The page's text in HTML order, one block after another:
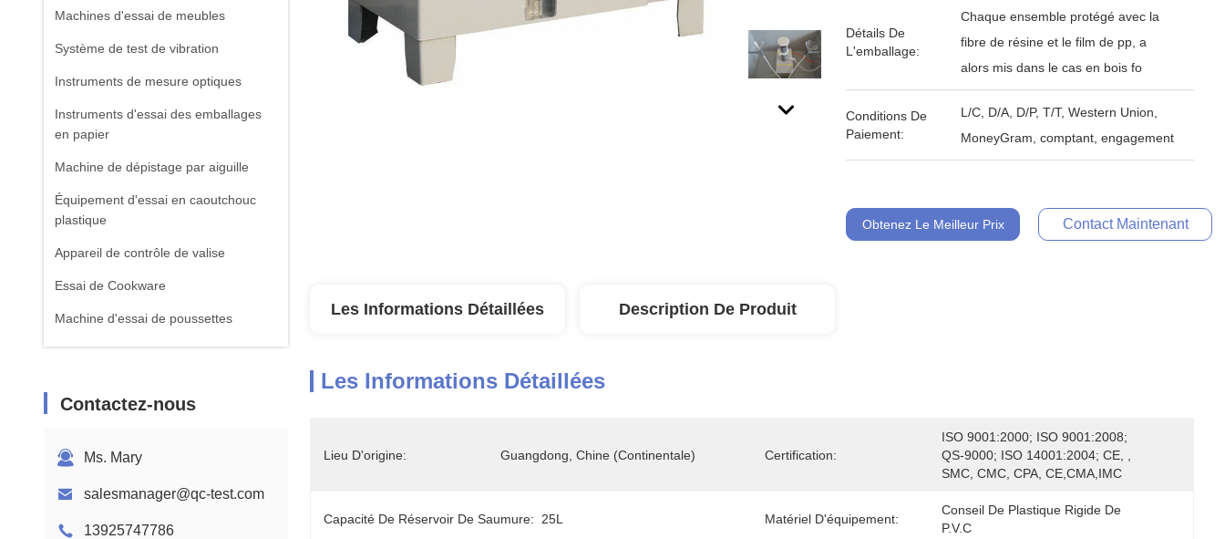
Machines d'essai de meubles
Système de test de vibration
Instruments de mesure optiques
Instruments d'essai des emballages
en papier
Machine de dépistage par aiguille
Équipement d'essai en caoutchouc
plastique
Appareil de contrôle de valise
Essai de Cookware
Machine d'essai de poussettes
équipement d'essai de textile
Machine d'analyse chimique
Contactez-nous
Ms. Mary
salesmanager@qc-test.com
13925747786
Détails De
L'emballage:
Chaque ensemble protégé avec la
fibre de résine et le film de pp, a
alors mis dans le cas en bois fo
Conditions De
Paiement:
L/C, D/A, D/P, T/T, Western Union,
MoneyGram, comptant, engagement
Obtenez Le Meilleur Prix Contact Maintenant
Les Informations Détaillées Description De Produit
Les Informations Détaillées
Lieu D'origine: Guangdong, Chine (continentale) Certification:
ISO 9001:2000; ISO 9001:2008;
QS-9000; ISO 14001:2004; CE, ,
SMC, CMC, CPA, CE,CMA,IMC
Capacité De Réservoir De Saumure: 25L Matériel D'équipement:
Conseil De Plastique Rigide De
P.V.C